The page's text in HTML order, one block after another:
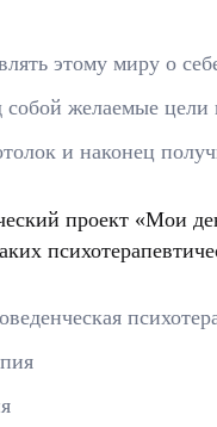
этому миру о
собой желаемые
и наконец
проект «Мои